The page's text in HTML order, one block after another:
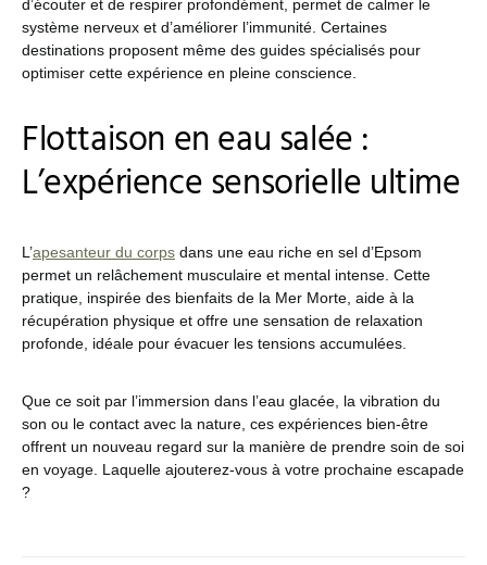
d’écouter et de respirer profondément, permet de calmer le
système nerveux et d’améliorer l’immunité. Certaines
destinations proposent même des guides spécialisés pour
optimiser cette expérience en pleine conscience.
Flottaison en eau salée :
L’expérience sensorielle ultime
L’apesanteur du corps dans une eau riche en sel d’Epsom
permet un relâchement musculaire et mental intense. Cette
pratique, inspirée des bienfaits de la Mer Morte, aide à la
récupération physique et offre une sensation de relaxation
profonde, idéale pour évacuer les tensions accumulées.
Que ce soit par l’immersion dans l’eau glacée, la vibration du
son ou le contact avec la nature, ces expériences bien-être
offrent un nouveau regard sur la manière de prendre soin de soi
en voyage. Laquelle ajouterez-vous à votre prochaine escapade
?